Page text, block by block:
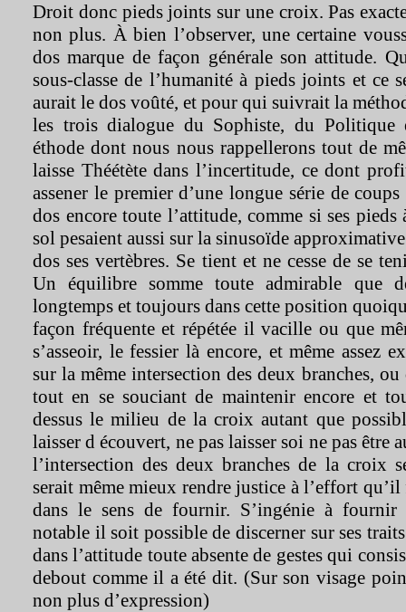
Droit donc pieds joints sur une croix. Pas
non plus. À bien l’observer, une certaine
dos marque de façon générale son attitude.
sous-classe de l’humanité à pieds joints et ce
aurait le dos voûté, et pour qui suivrait la
les trois dialogue du Sophiste, du Politique
éthode dont nous nous rappellerons tout de
laisse Théétète dans l’incertitude, ce dont
assener le premier d’une longue série de
dos encore toute l’attitude, comme si ses pieds
sol pesaient aussi sur la sinusoïde
dos ses vertèbres. Se tient et ne cesse de se
Un équilibre somme toute admirable que
longtemps et toujours dans cette position
façon fréquente et répétée il vacille ou que
s’asseoir, le fessier là encore, et même assez
sur la même intersection des deux branches, ou
tout en se souciant de maintenir encore et
dessus le milieu de la croix autant que
laisser d écouvert, ne pas laisser soi ne pas être
l’intersection des deux branches de la croix
serait même mieux rendre justice à l’effort
dans le sens de fournir. S’ingénie à fournir
notable il soit possible de discerner sur ses traits
dans l’attitude toute absente de gestes qui
debout comme il a été dit. (Sur son visage
non plus d’expression)